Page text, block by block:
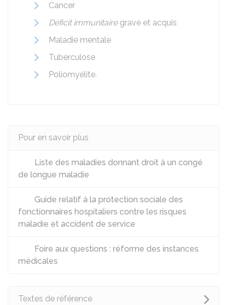
Cancer
Déficit immunitairegrave et acquis
Maladie mentale
Tuberculose
Poliomyélite.
Pour en savoir plus
Liste des maladies donnant droit à un congé
de longue maladie
Guide relatif à la protection sociale des
fonctionnaires hospitaliers contre les risques
maladie et accident de service
Foire aux questions : réforme des instances
médicales
Textes de référence